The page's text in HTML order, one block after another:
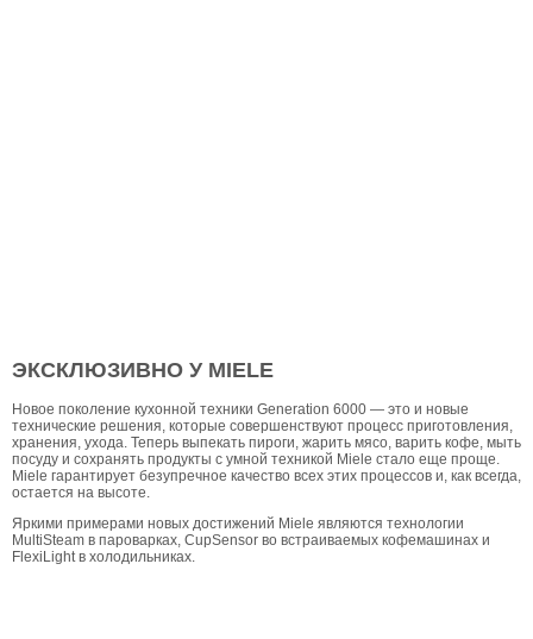
ЭКСКЛЮЗИВНО У MIELE
Новое поколение кухонной техники Generation 6000 — это и новые
технические решения, которые совершенствуют процесс приготовления,
хранения, ухода. Теперь выпекать пироги, жарить мясо, варить кофе, мыть
посуду и сохранять продукты с умной техникой Miele стало еще проще.
Miele гарантирует безупречное качество всех этих процессов и, как всегда,
остается на высоте.
Яркими примерами новых достижений Miele являются технологии
MultiSteam в пароварках, CupSensor во встраиваемых кофемашинах и
FlexiLight в холодильниках.